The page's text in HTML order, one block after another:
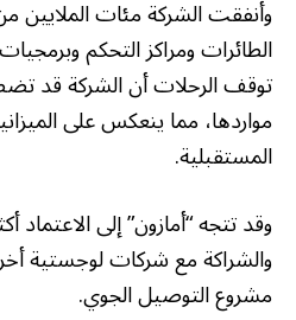
وأنفقت الشركة مئات الملايين
الطائرات ومراكز التحكم
توقف الرحلات أن الشركة قد
مواردها، مما ينعكس على
المستقبلية.
وقد تتجه “أمازون” إلى الاعتماد
والشراكة مع شركات لوجستية
مشروع التوصيل الجوي.